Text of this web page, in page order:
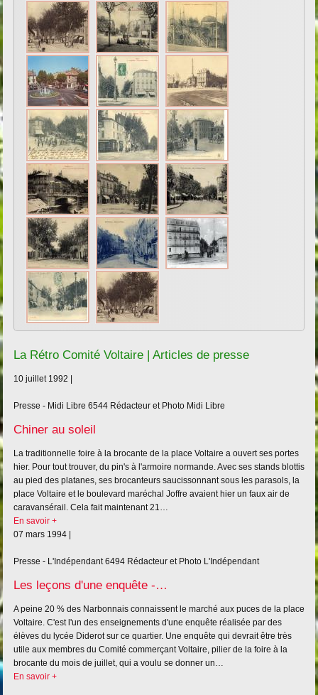
La Rétro Comité Voltaire | Articles de presse
10 juillet 1992 |
Presse - Midi Libre 6544 Rédacteur et Photo Midi Libre
Chiner au soleil
La traditionnelle foire à la brocante de la place Voltaire a ouvert ses portes
hier. Pour tout trouver, du pin's à l'armoire normande. Avec ses stands blottis
au pied des platanes, ses brocanteurs saucissonnant sous les parasols, la
place Voltaire et le boulevard maréchal Joffre avaient hier un faux air de
caravansérail. Cela fait maintenant 21…
En savoir +
07 mars 1994 |
Presse - L'Indépendant 6494 Rédacteur et Photo L'Indépendant
Les leçons d'une enquête -…
A peine 20 % des Narbonnais connaissent le marché aux puces de la place
Voltaire. C'est l'un des enseignements d'une enquête réalisée par des
élèves du lycée Diderot sur ce quartier. Une enquête qui devrait être très
utile aux membres du Comité commerçant Voltaire, pilier de la foire à la
brocante du mois de juillet, qui a voulu se donner un…
En savoir +